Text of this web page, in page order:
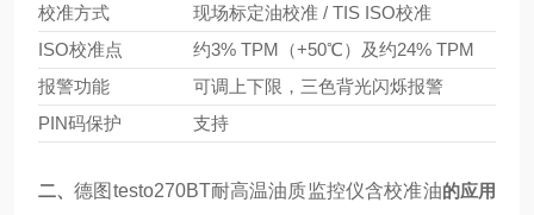
校准方式
现场标定油校准 / TIS ISO校准
ISO校准点
约3% TPM（+50℃）及约24% TPM
报警功能
可调上下限，三色背光闪烁报警
PIN码保护
支持
二、德图testo270BT耐高温油质监控仪含校准油的应用